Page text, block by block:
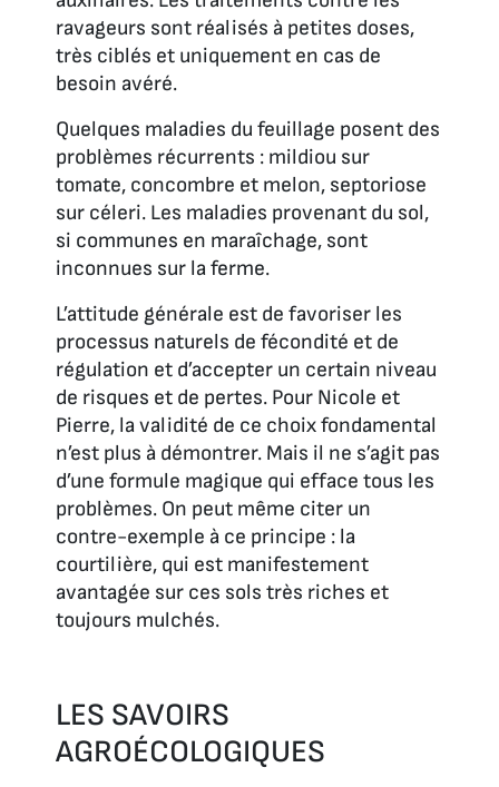
ravageurs sont réalisés à petites doses,
très ciblés et uniquement en cas de
besoin avéré.
Quelques maladies du feuillage posent des
problèmes récurrents : mildiou sur
tomate, concombre et melon, septoriose
sur céleri. Les maladies provenant du sol,
si communes en maraîchage, sont
inconnues sur la ferme.
L’attitude générale est de favoriser les
processus naturels de fécondité et de
régulation et d’accepter un certain niveau
de risques et de pertes. Pour Nicole et
Pierre, la validité de ce choix fondamental
n’est plus à démontrer. Mais il ne s’agit pas
d’une formule magique qui efface tous les
problèmes. On peut même citer un
contre-exemple à ce principe : la
courtilière, qui est manifestement
avantagée sur ces sols très riches et
toujours mulchés.
LES SAVOIRS
AGROÉCOLOGIQUES